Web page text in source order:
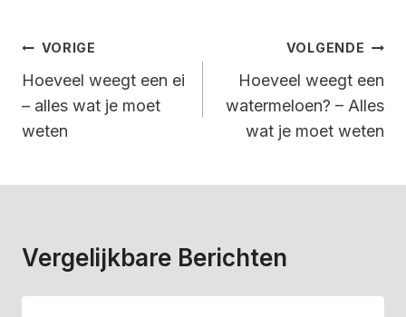
Bericht
Navigatie
VORIGE
Hoeveel weegt een ei
– alles wat je moet
weten
VOLGENDE
Hoeveel weegt een
watermeloen? – Alles
wat je moet weten
Vergelijkbare Berichten